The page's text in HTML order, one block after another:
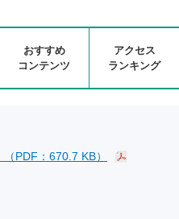
おすすめ
コンテンツ
アクセス
ランキング
PDF：670.7 KB）